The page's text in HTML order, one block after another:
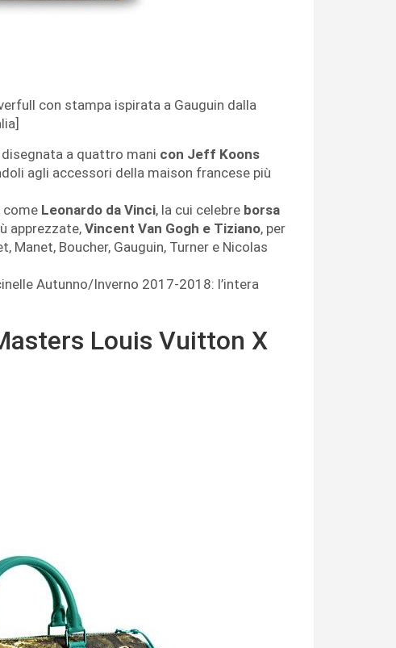
con stampa ispirata a Gauguin dalla
disegnata a quattro mani con Jeff Koons
agli accessori della maison francese più
come Leonardo da Vinci, la cui celebre borsa
apprezzate,Vincent Van Gogh e Tiziano, per
Boucher, Gauguin, Turner e Nicolas
Autunno/Inverno 2017-2018: l’intera
Louis Vuitton X